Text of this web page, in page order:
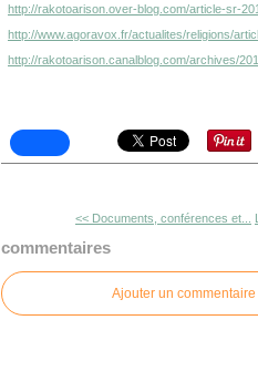
http://rakotoarison.over-blog.com/article-sr-
http://www.agoravox.fr/actualites/religions/
http://rakotoarison.canalblog.com/archives/
<< Documents, conférences et...
commentaires
Ajouter un commentaire